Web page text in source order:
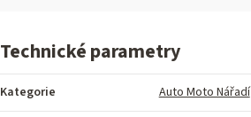
Technické parametry
Kategorie Auto Moto Nářadí